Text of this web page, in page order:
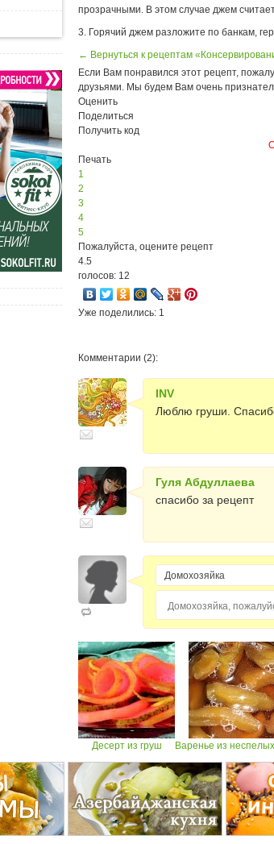
прозрачными. В этом случае джем
3. Горячий джем разложите по банкам,
← Вернуться к рецептам
Если Вам понравился этот рецепт,
друзьями. Мы будем Вам очень
Оценить
Поделиться
Получить код
Печать
1
2
3
4
5
Пожалуйста, оцените рецепт
4.5
голосов: 12
Уже поделились: 1
Комментарии (2):
INV
Люблю груши.
Гуля Абдуллаева
спасибо за рецепт
Домохозяйка,
Десерт из груш Варенье из